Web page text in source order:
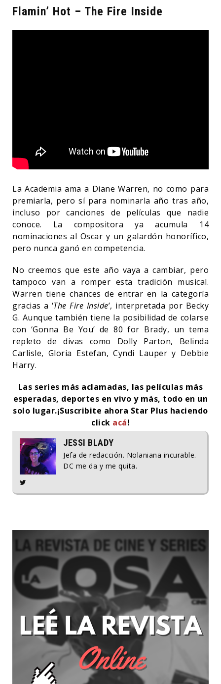
Flamin’ Hot – The Fire Inside
La Academia ama a Diane Warren, no como para
premiarla, pero sí para nominarla año tras año,
incluso por canciones de películas que nadie
conoce. La compositora ya acumula 14
nominaciones al Oscar y un galardón honorífico,
pero nunca ganó en competencia.
No creemos que este año vaya a cambiar, pero
tampoco van a romper esta tradición musical.
Warren tiene chances de entrar en la categoría
gracias a ‘The Fire Inside’, interpretada por Becky
G. Aunque también tiene la posibilidad de colarse
con ‘Gonna Be You’ de 80 for Brady, un tema
repleto de divas como Dolly Parton, Belinda
Carlisle, Gloria Estefan, Cyndi Lauper y Debbie
Harry.
Las series más aclamadas, las películas más
esperadas, deportes en vivo y más, todo en un
solo lugar.¡Suscribite ahora Star Plus haciendo
click acá!
JESSI BLADY
Jefa de redacción. Nolaniana incurable.
DC me da y me quita.